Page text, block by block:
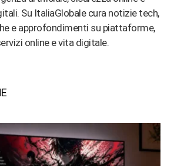
Su ItaliaGlobale cura notizie tech,
e approfondimenti su piattaforme,
online e vita digitale.